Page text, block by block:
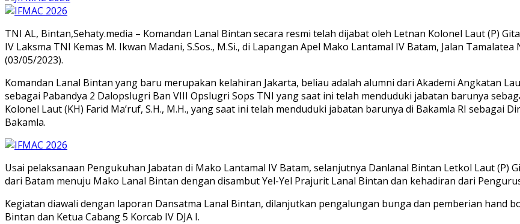
TNI AL, Bintan,Sehaty.media – Komandan Lanal Bintan secara resmi telah dijabat oleh Letnan Kolonel Laut (P)
IV Laksma TNI Kemas M. Ikwan Madani, S.Sos., M.Si., di Lapangan Apel Mako Lantamal IV Batam, Jalan
(03/05/2023).
Komandan Lanal Bintan yang baru merupakan kelahiran Jakarta, beliau adalah alumni dari Akademi Angkatan
sebagai Pabandya 2 Dalopslugri Ban VIII Opslugri Sops TNI yang saat ini telah menduduki jabatan barunya
Kolonel Laut (KH) Farid Ma’ruf, S.H., M.H., yang saat ini telah menduduki jabatan barunya di Bakamla RI sebagai
Bakamla.
Usai pelaksanaan Pengukuhan Jabatan di Mako Lantamal IV Batam, selanjutnya Danlanal Bintan Letkol Laut (P)
dari Batam menuju Mako Lanal Bintan dengan disambut Yel-Yel Prajurit Lanal Bintan dan kehadiran dari
Kegiatan diawali dengan laporan Dansatma Lanal Bintan, dilanjutkan pengalungan bunga dan pemberian hand
Bintan dan Ketua Cabang 5 Korcab IV DJA I.